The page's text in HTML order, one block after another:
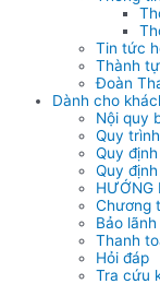
Tin tức
Thành
Đoàn
Dành cho
Nội quy
Quy
Quy
Quy
HƯỚNG
Chương
Bảo
Thanh
Hỏi đáp
Tra cứu